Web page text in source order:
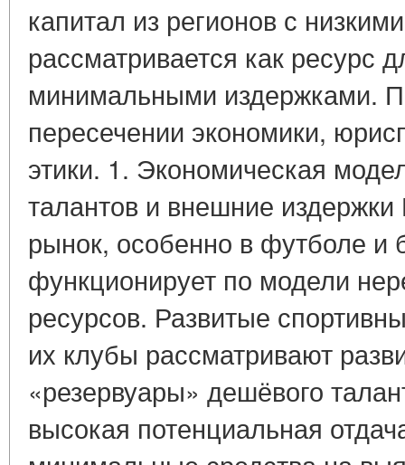
капитал из регионов с
рассматривается как ресурс
минимальными издержками.
пересечении экономики,
этики. 1. Экономическая
талантов и внешние
рынок, особенно в футболе и
функционирует по модели
ресурсов. Развитые
их клубы рассматривают
«резервуары» дешёвого
высокая потенциальная